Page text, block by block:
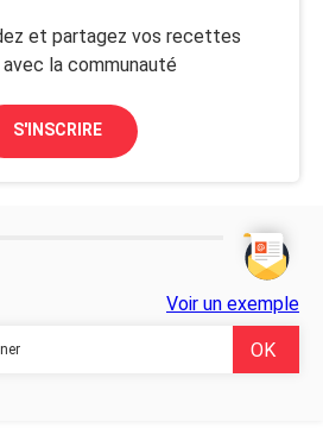
et partagez vos recettes
la communauté
S'INSCRIRE
Voir un exemple